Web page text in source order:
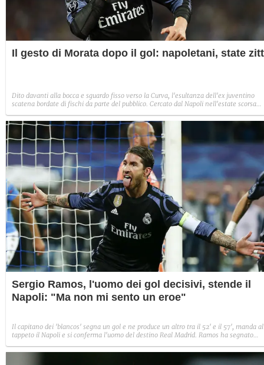
Il gesto di Morata dopo il gol: napoletani, state
Dito davanti alla bocca e sguardo fisso verso la Curva, l'esultanza dell'ex juventino
scatena bordate di fischi da parte del pubblico. Cercato dal Napoli nell'estate scorsa
Sergio Ramos, l'uomo dei gol decisivi, stende il
Napoli: "Ma non mi sento un eroe"
Il capitano dei 'blancos' segna un gol e ne produce un altro tra il 52' e il 57', manda al
tappeto il Napoli e si conferma l'uomo del destino Real Madrid. Ramos ha segnato
Supercoppa Europea e adesso ha punito anche la squadra di Sarri.